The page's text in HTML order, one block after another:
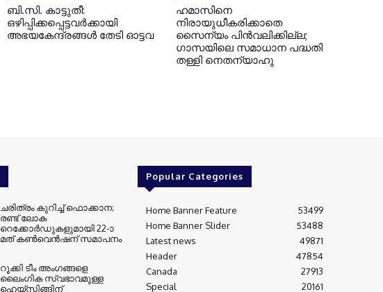
ബി.സി. കാട്ടുതീ:
ഒഴിപ്പിക്കപ്പെട്ടവർക്കായി
അഭയകേന്ദ്രങ്ങൾ തേടി ഓട്ടവ
ഹമാസിനെ
നിരായുധീകരിക്കാതെ
സൈന്യം പിന്‍വലിക്കില്ല;
ഗാസയിലെ സമാധാന പദ്ധതി
തള്ളി നെതന്യാഹു
ചരിത്രം കുറിച്ച് ഫൊക്കാന;
രണ്ട് ലോക
റെക്കോർഡുകളുമായി 22-ാ
മത് കൺവെൻഷന് സമാപനം
റൂക്കി ടീം അംഗങ്ങളെ
ലൈംഗിക സ്വഭാവമുള്ള
ഹെയ്‌സിങ്ങിന്
Popular Categories
Home Banner Feature
53499
Home Banner Slider
53488
Latest news
49871
Header
47854
Canada
27913
Special
20161